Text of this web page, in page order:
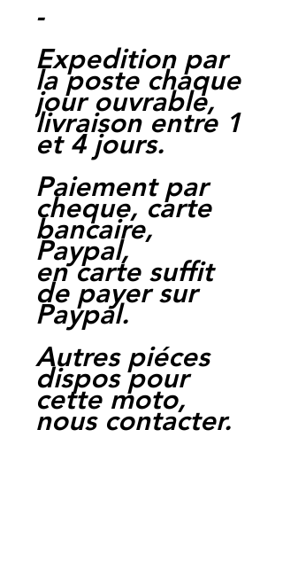
-
Expedition par
la poste chaque
jour ouvrable,
livraison entre 1
et 4 jours.
Paiement par
cheque, carte
bancaire,
Paypal,
en carte suffit
de payer sur
Paypal.
Autres piéces
dispos pour
cette moto,
nous contacter.